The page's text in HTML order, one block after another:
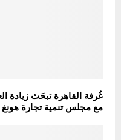
غُرفة القاهرة تبحَث زيادة
مع مجلس تنمية تجارة هونغ